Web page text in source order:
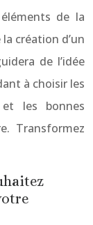
de la
création d’un
de l’idée
à choisir les
les bonnes
Transformez